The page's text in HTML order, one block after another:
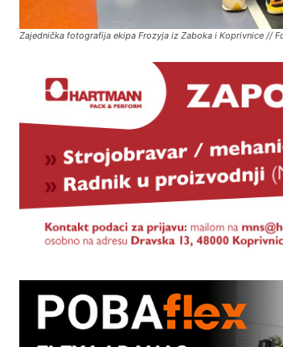
Zajednička fotografija ekipa Frozyja iz Zaboka i Koprivnice //